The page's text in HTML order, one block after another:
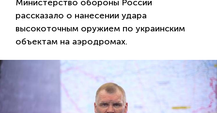
Министерство обороны России
рассказало о нанесении удара
высокоточным оружием по украинским
объектам на аэродромах.